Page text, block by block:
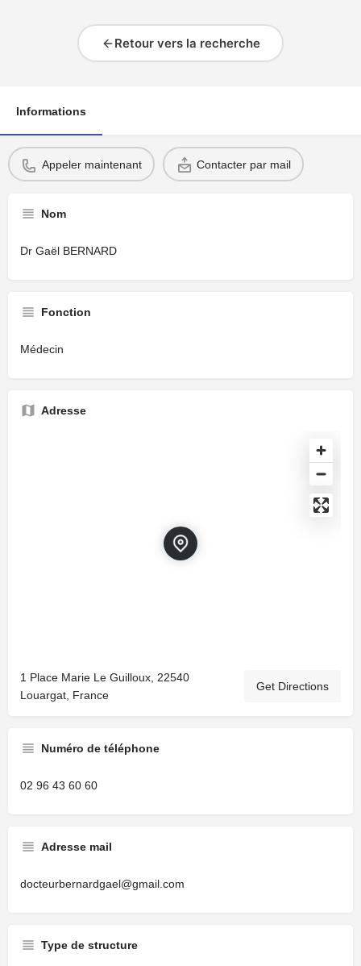
Retour vers la recherche
Informations
Appeler maintenant Contacter par mail
Nom
Dr Gaël BERNARD
Fonction
Médecin
Adresse
1 Place Marie Le Guilloux, 22540
Louargat, France
Get Directions
Numéro de téléphone
02 96 43 60 60
Adresse mail
docteurbernardgael@gmail.com
Type de structure